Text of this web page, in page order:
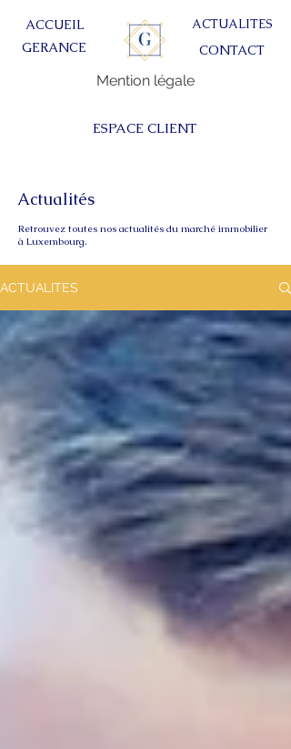
ACCUEIL
GERANCE
ACTUALITES
CONTACT
Mention légale
ESPACE CLIENT
Actualités
Retrouvez toutes nos actualités du marché immobilier
à Luxembourg.
ACTUALITES